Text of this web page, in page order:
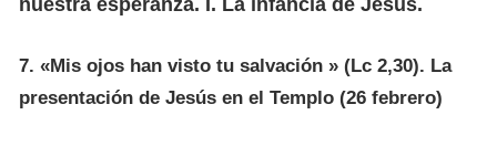
7. «Mis ojos han visto tu salvación » (Lc 2,30). La
presentación de Jesús en el Templo (26 febrero)